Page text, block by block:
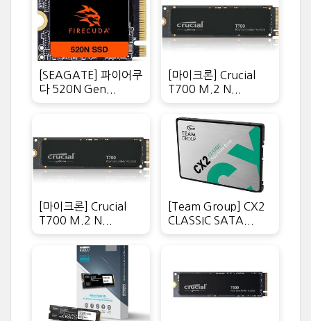
[SEAGATE] 파이어쿠
다 520N Gen...
[마이크론] Crucial
T700 M.2 N...
[마이크론] Crucial
T700 M.2 N...
[Team Group] CX2
CLASSIC SATA...